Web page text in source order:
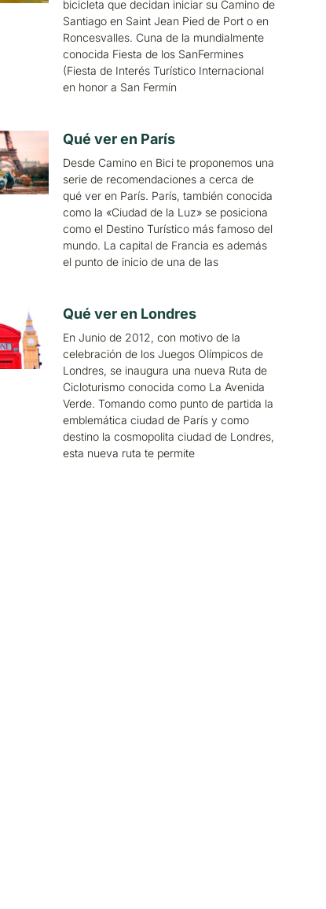
bicicleta que decidan iniciar su Camino de
Santiago en Saint Jean Pied de Port o en
Roncesvalles. Cuna de la mundialmente
conocida Fiesta de los SanFermines
(Fiesta de Interés Turístico Internacional
en honor a San Fermín
Qué ver en París
Desde Camino en Bici te proponemos una
serie de recomendaciones a cerca de
qué ver en París. París, también conocida
como la «Ciudad de la Luz» se posiciona
como el Destino Turístico más famoso del
mundo. La capital de Francia es además
el punto de inicio de una de las
Qué ver en Londres
En Junio de 2012, con motivo de la
celebración de los Juegos Olímpicos de
Londres, se inaugura una nueva Ruta de
Cicloturismo conocida como La Avenida
Verde. Tomando como punto de partida la
emblemática ciudad de París y como
destino la cosmopolita ciudad de Londres,
esta nueva ruta te permite